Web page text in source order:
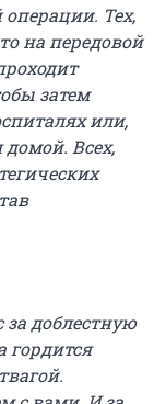
Тех,
на передовой
затем
или,
домой. Всех,
доблестную
гордится